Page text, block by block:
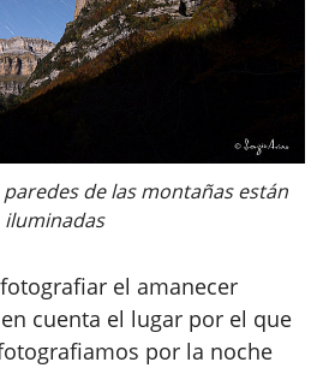
paredes de las montañas están
iluminadas
el amanecer
cuenta el lugar por el que
por la noche